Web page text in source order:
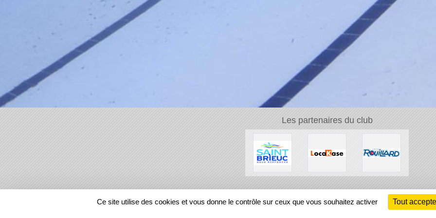
Les partenaires du club
REGIONS
Ce site utilise des cookies et vous donne le contrôle sur ceux que vous souhaitez activer Tout